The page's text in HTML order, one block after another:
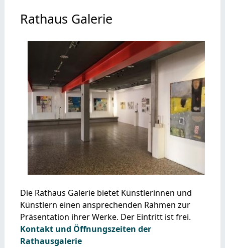
Rathaus Galerie
Die Rathaus Galerie bietet Künstlerinnen und
Künstlern einen ansprechenden Rahmen zur
Präsentation ihrer Werke. Der Eintritt ist frei.
Kontakt und Öffnungszeiten der
Rathausgalerie